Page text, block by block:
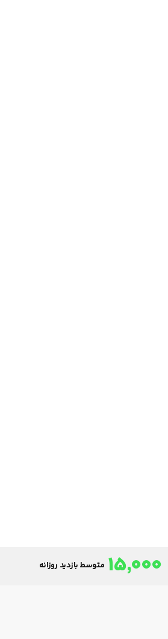
15,000 متوسط بازدید روزانه